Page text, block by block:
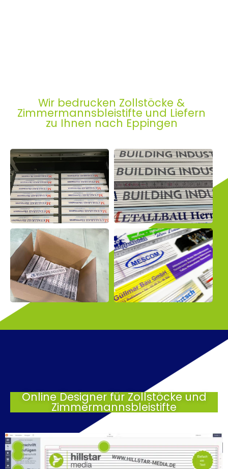
Wir bedrucken Zollstöcke &
Zimmermannsbleistifte und Liefern
zu Ihnen nach Eppingen
Online Designer für Zollstöcke und
Zimmermannsbleistifte